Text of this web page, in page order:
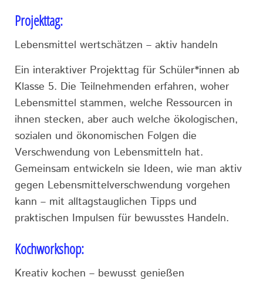
Projekttag:
Lebensmittel wertschätzen – aktiv handeln
Ein interaktiver Projekttag für Schüler*innen ab
Klasse 5. Die Teilnehmenden erfahren, woher
Lebensmittel stammen, welche Ressourcen in
ihnen stecken, aber auch welche ökologischen,
sozialen und ökonomischen Folgen die
Verschwendung von Lebensmitteln hat.
Gemeinsam entwickeln sie Ideen, wie man aktiv
gegen Lebensmittelverschwendung vorgehen
kann – mit alltagstauglichen Tipps und
praktischen Impulsen für bewusstes Handeln.
Kochworkshop:
Kreativ kochen – bewusst genießen